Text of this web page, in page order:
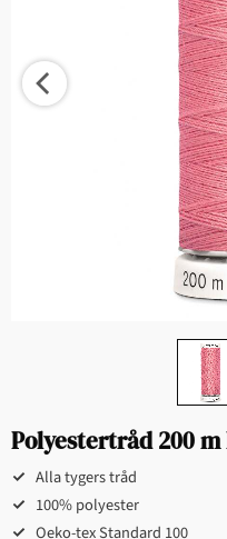
Polyestertråd 200 m
Alla tygers tråd
100% polyester
Oeko-tex Standard 100